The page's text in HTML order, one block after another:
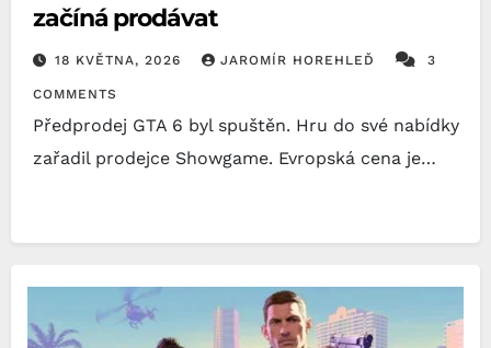
začíná prodávat
18 KVĚTNA, 2026 JAROMÍR HOREHLEĎ 3
COMMENTS
Předprodej GTA 6 byl spuštěn. Hru do své nabídky
zařadil prodejce Showgame. Evropská cena je…